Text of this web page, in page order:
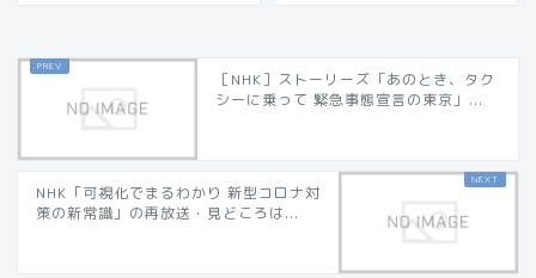
［NHK］ストーリーズ「あのとき、タク
シーに乗って 緊急事態宣言の東京」...
NHK「可視化でまるわかり 新型コロナ対
策の新常識」の再放送・見どころは...